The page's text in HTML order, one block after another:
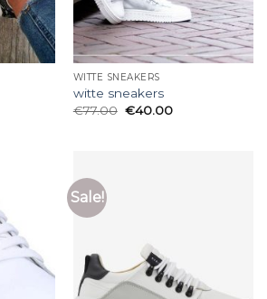
WITTE SNEAKERS
witte sneakers
€77.00 €40.00
Sale!